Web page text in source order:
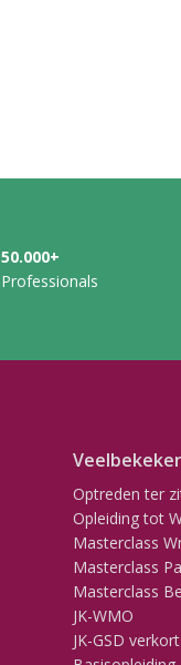
50.000+
Professionals
Optreden ter
Opleiding tot
Masterclass
Masterclass
Masterclass
JK-WMO
JK-GSD verkort